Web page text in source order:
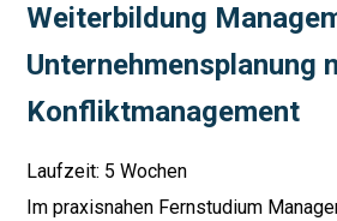
Weiterbildung
Unternehmensplanung
Konfliktmanagement
Laufzeit: 5 Wochen
Im praxisnahen Fernstudium